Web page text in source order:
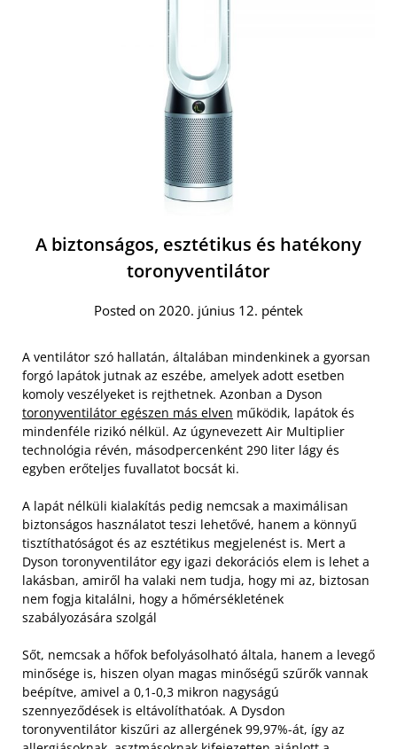
A biztonságos, esztétikus és hatékony
toronyventilátor
Posted on 2020. június 12. péntek
A ventilátor szó hallatán, általában mindenkinek a gyorsan
forgó lapátok jutnak az eszébe, amelyek adott esetben
komoly veszélyeket is rejthetnek. Azonban a Dyson
toronyventilátor egészen más elven működik, lapátok és
mindenféle rizikó nélkül. Az úgynevezett Air Multiplier
technológia révén, másodpercenként 290 liter lágy és
egyben erőteljes fuvallatot bocsát ki.
A lapát nélküli kialakítás pedig nemcsak a maximálisan
biztonságos használatot teszi lehetővé, hanem a könnyű
tisztíthatóságot és az esztétikus megjelenést is. Mert a
Dyson toronyventilátor egy igazi dekorációs elem is lehet a
lakásban, amiről ha valaki nem tudja, hogy mi az, biztosan
nem fogja kitalálni, hogy a hőmérsékletének
szabályozására szolgál
Sőt, nemcsak a hőfok befolyásolható általa, hanem a levegő
minősége is, hiszen olyan magas minőségű szűrők vannak
beépítve, amivel a 0,1-0,3 mikron nagyságú
szennyeződések is eltávolíthatóak. A Dysdon
toronyventilátor kiszűri az allergének 99,97%-át, így az